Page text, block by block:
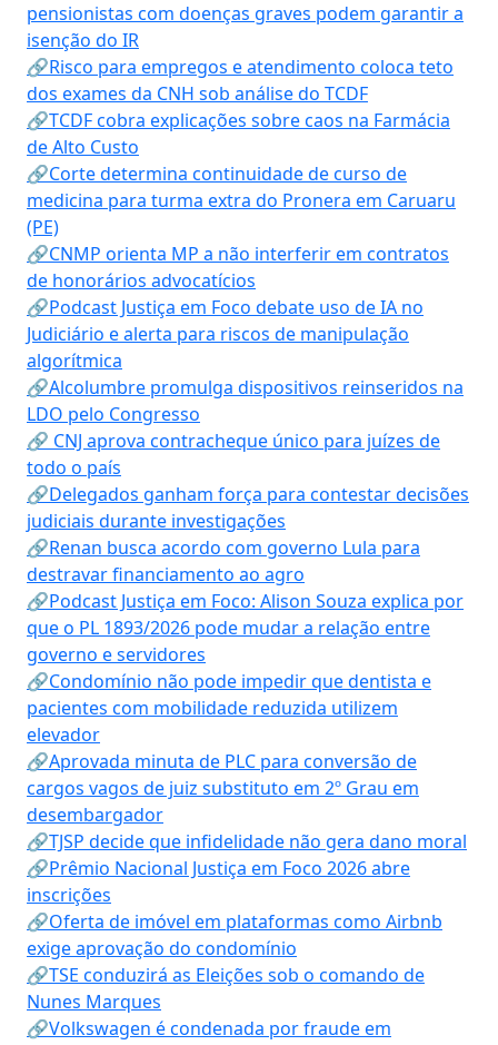
pensionistas com doenças graves podem garantir a
isenção do IR
🔗Risco para empregos e atendimento coloca teto
dos exames da CNH sob análise do TCDF
🔗TCDF cobra explicações sobre caos na Farmácia
de Alto Custo
🔗Corte determina continuidade de curso de
medicina para turma extra do Pronera em Caruaru
(PE)
🔗CNMP orienta MP a não interferir em contratos
de honorários advocatícios
🔗Podcast Justiça em Foco debate uso de IA no
Judiciário e alerta para riscos de manipulação
algorítmica
🔗Alcolumbre promulga dispositivos reinseridos na
LDO pelo Congresso
🔗 CNJ aprova contracheque único para juízes de
todo o país
🔗Delegados ganham força para contestar decisões
judiciais durante investigações
🔗Renan busca acordo com governo Lula para
destravar financiamento ao agro
🔗Podcast Justiça em Foco: Alison Souza explica por
que o PL 1893/2026 pode mudar a relação entre
governo e servidores
🔗Condomínio não pode impedir que dentista e
pacientes com mobilidade reduzida utilizem
elevador
🔗Aprovada minuta de PLC para conversão de
cargos vagos de juiz substituto em 2º Grau em
desembargador
🔗TJSP decide que infidelidade não gera dano moral
🔗Prêmio Nacional Justiça em Foco 2026 abre
inscrições
🔗Oferta de imóvel em plataformas como Airbnb
exige aprovação do condomínio
🔗TSE conduzirá as Eleições sob o comando de
Nunes Marques
🔗Volkswagen é condenada por fraude em